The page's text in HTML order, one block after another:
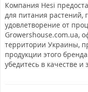
Компания Hesi
для питания растений,
удовлетворение от
Growershouse.com.ua,
территории Украины,
продукции этого
убедитесь в качестве